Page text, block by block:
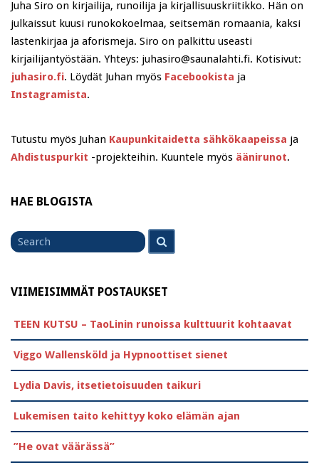
Juha Siro on kirjailija, runoilija ja kirjallisuuskriitikko. Hän on
julkaissut kuusi runokokoelmaa, seitsemän romaania, kaksi
lastenkirjaa ja aforismeja. Siro on palkittu useasti
kirjailijantyöstään. Yhteys: juhasiro@saunalahti.fi. Kotisivut:
juhasiro.fi. Löydät Juhan myös Facebookista ja
Instagramista.
Tutustu myös Juhan Kaupunkitaidetta sähkökaapeissa ja
Ahdistuspurkit -projekteihin. Kuuntele myös äänirunot.
HAE BLOGISTA
Search
for
VIIMEISIMMÄT POSTAUKSET
TEEN KUTSU – TaoLinin runoissa kulttuurit kohtaavat
Viggo Wallensköld ja Hypnoottiset sienet
Lydia Davis, itsetietoisuuden taikuri
Lukemisen taito kehittyy koko elämän ajan
”He ovat väärässä”